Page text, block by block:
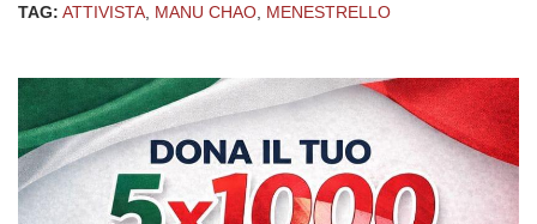
TAG: ATTIVISTA MANU CHAO MENESTRELLO